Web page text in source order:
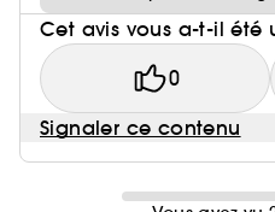
Cet avis vous a-t-il été
0
Signaler ce contenu